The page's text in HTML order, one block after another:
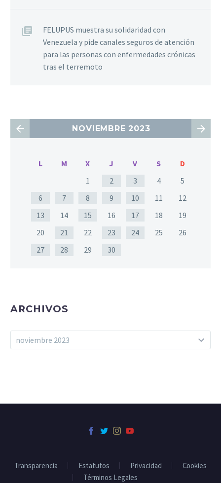
FELUPUS muestra su solidaridad con
Venezuela y pide canales seguros de atención
para las personas con enfermedades crónicas
tras el terremoto
NOVIEMBRE 2023
L M X J V S
D
1
2 3 4
5
6
7 8 9 10 11
12
13
14 15 16 17 18
19
20
21 22 23 24 25
26
27
28 29 30
ARCHIVOS
Archivos
noviembre 2023
Transparencia Estatutos Privacidad
Cookies
Términos Legales